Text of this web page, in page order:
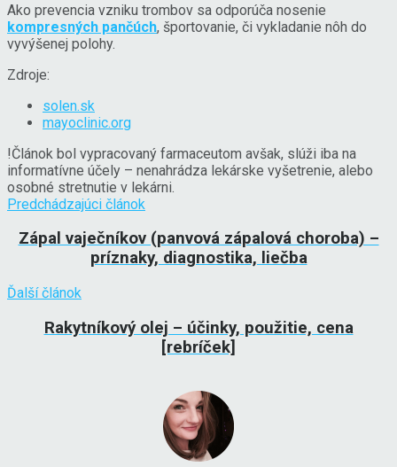
Ako prevencia vzniku trombov sa odporúča nosenie
kompresných pančúch, športovanie, či vykladanie nôh do
vyvýšenej polohy.
Zdroje:
solen.sk
mayoclinic.org
!Článok bol vypracovaný farmaceutom avšak, slúži iba na
informatívne účely – nenahrádza lekárske vyšetrenie, alebo
osobné stretnutie v lekárni.
Predchádzajúci článok
Zápal vaječníkov (panvová zápalová choroba) –
príznaky, diagnostika, liečba
Ďalší článok
Rakytníkový olej – účinky, použitie, cena
[rebríček]